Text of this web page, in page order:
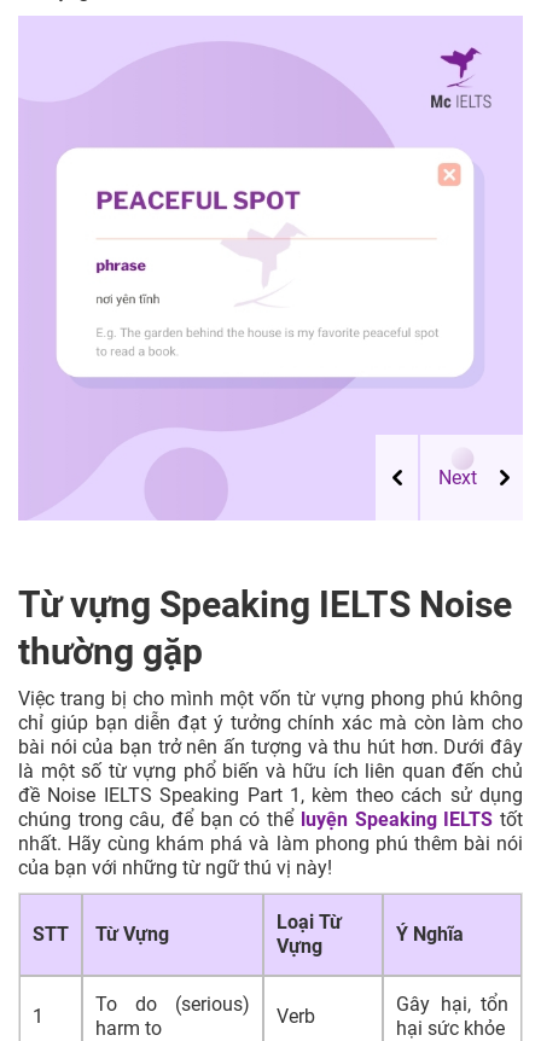
Từ vựng Speaking IELTS Noise
thường gặp
Việc trang bị cho mình một vốn từ vựng phong phú không
chỉ giúp bạn diễn đạt ý tưởng chính xác mà còn làm cho
bài nói của bạn trở nên ấn tượng và thu hút hơn. Dưới đây
là một số từ vựng phổ biến và hữu ích liên quan đến chủ
đề Noise IELTS Speaking Part 1, kèm theo cách sử dụng
chúng trong câu, để bạn có thể luyện Speaking IELTS tốt
nhất. Hãy cùng khám phá và làm phong phú thêm bài nói
của bạn với những từ ngữ thú vị này!
STT Từ Vựng
Loại Từ
Vựng
Ý Nghĩa
1
To do (serious)
harm to
Verb
Gây hại, tổn
hại sức khỏe